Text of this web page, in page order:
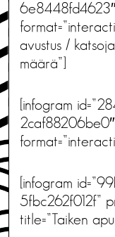
avustus /
määrä”]
[infogram
2caf88206be0″
[infogram
5fbc262f012f”
title=”Taiken